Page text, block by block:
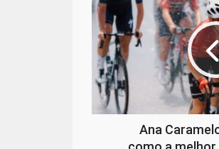
Ana